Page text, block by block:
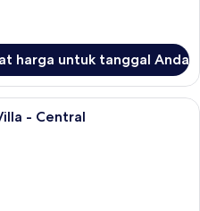
harga untuk tanggal Anda
Three-Bedroom Deluxe Pool Villa -
- Central